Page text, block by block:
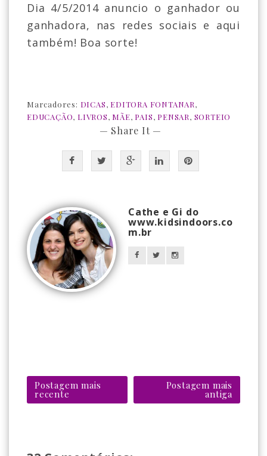
Dia 4/5/2014 anuncio o ganhador ou
ganhadora, nas redes sociais e aqui
também! Boa sorte!
Marcadores: DICAS, EDITORA FONTANAR,
EDUCAÇÃO, LIVROS, MÃE, PAIS, PENSAR, SORTEIO
— Share It —
Cathe e Gi do
www.kidsindoors.co
m.br
Postagem mais
recente
Postagem mais
antiga